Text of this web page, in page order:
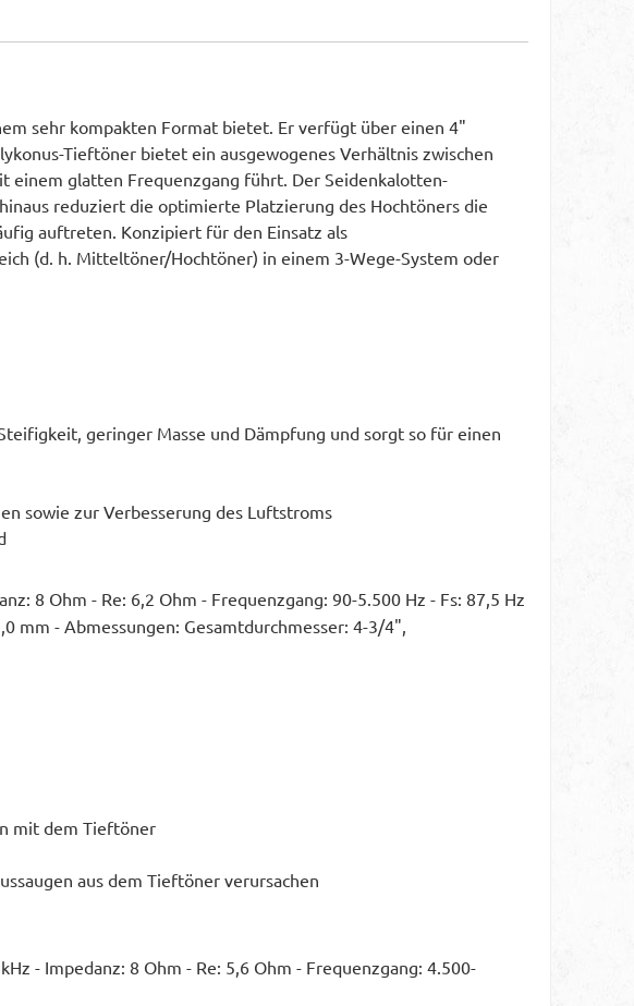
sehr kompakten Format bietet. Er verfügt über einen 4"
Tieftöner bietet ein ausgewogenes Verhältnis zwischen
einem glatten Frequenzgang führt. Der Seidenkalotten-
reduziert die optimierte Platzierung des Hochtöners die
auftreten. Konzipiert für den Einsatz als
(d. h. Mitteltöner/Hochtöner) in einem 3-Wege-System oder
geringer Masse und Dämpfung und sorgt so für einen
sowie zur Verbesserung des Luftstroms
8 Ohm - Re: 6,2 Ohm - Frequenzgang: 90-5.500 Hz - Fs: 87,5 Hz
mm - Abmessungen: Gesamtdurchmesser: 4-3/4",
mit dem Tieftöner
aus dem Tieftöner verursachen
- Impedanz: 8 Ohm - Re: 5,6 Ohm - Frequenzgang: 4.500-